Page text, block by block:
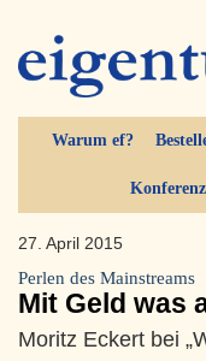
Warum ef?
Konferenz
27. April 2015
Perlen des Mainstreams
Mit Geld was
Moritz Eckert bei